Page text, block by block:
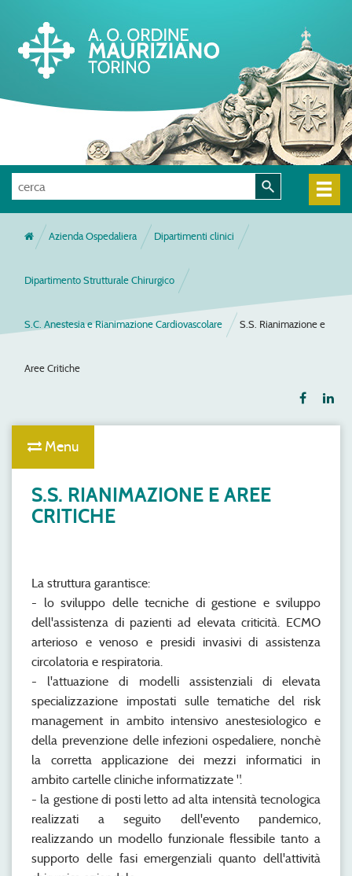
Azienda Ospedaliera Dipartimenti clinici
Dipartimento Strutturale Chirurgico
S.C. Anestesia e Rianimazione Cardiovascolare S.S. Rianimazione e
Aree Critiche
Menu
S.S. RIANIMAZIONE E AREE
CRITICHE
La struttura garantisce:
- lo sviluppo delle tecniche di gestione e sviluppo
dell'assistenza di pazienti ad elevata criticità. ECMO
arterioso e venoso e presidi invasivi di assistenza
circolatoria e respiratoria.
- l'attuazione di modelli assistenziali di elevata
specializzazione impostati sulle tematiche del risk
management in ambito intensivo anestesiologico e
della prevenzione delle infezioni ospedaliere, nonchè
la corretta applicazione dei mezzi informatici in
ambito cartelle cliniche informatizzate ".
- la gestione di posti letto ad alta intensità tecnologica
realizzati a seguito dell'evento pandemico,
realizzando un modello funzionale flessibile tanto a
supporto delle fasi emergenziali quanto dell'attività